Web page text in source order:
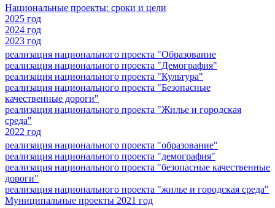
Национальные проекты: сроки и цели
2025 год
2024 год
2023 год
реализация национального проекта "Образование
реализация национального проекта "Демография"
реализация национального проекта "Культура"
реализация национального проекта "Безопасные
качественные дороги"
реализация национального проекта "Жилье и городская
среда"
2022 год
реализация национального проекта "образование"
реализация национального проекта "демография"
реализация национального проекта "безопасные качественные
дороги"
реализация национального проекта "жилье и городская среда"
Муниципальные проекты 2021 год